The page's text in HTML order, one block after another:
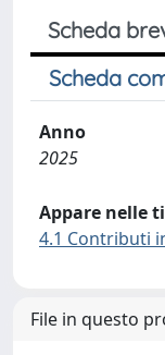
Scheda
Scheda
Anno
2025
Appare nelle
4.1 Contributi
File in questo